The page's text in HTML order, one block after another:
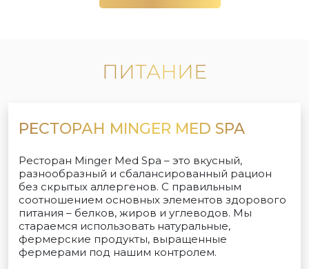
ПИТАНИЕ
РЕСТОРАН MINGER MED SPA
Ресторан Minger Med Spa – это вкусный,
разнообразный и сбалансированный рацион
без скрытых аллергенов. С правильным
соотношением основных элементов здорового
питания – белков, жиров и углеводов. Мы
стараемся использовать натуральные,
фермерские продукты, выращенные
фермерами под нашим контролем.